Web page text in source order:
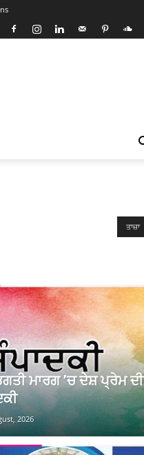
ਤਾਜ਼ਾ
ਮਾਰਗ ’ਚ ਦੇਸ਼ ਪ੍ਰੇਮ ਦੀ
2026